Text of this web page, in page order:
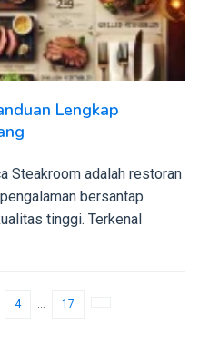
Lengkap
Steakroom adalah restoran
bersantap
tinggi. Terkenal
4 … 17